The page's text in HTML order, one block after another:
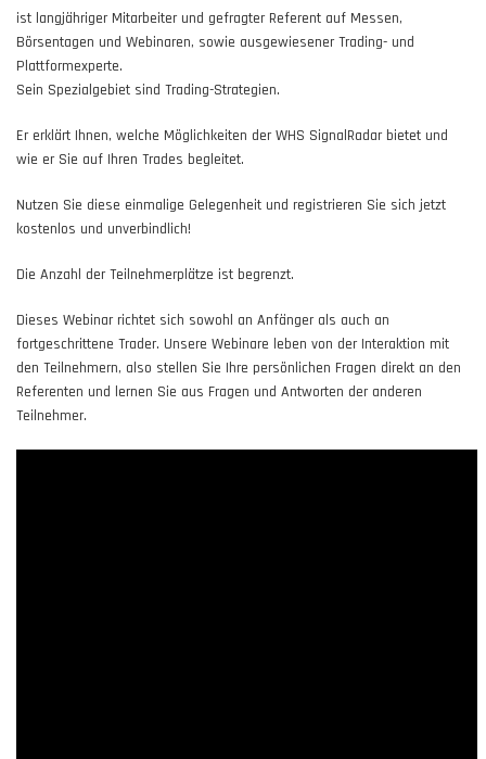
ist langjähriger Mitarbeiter und gefragter Referent auf Messen,
Börsentagen und Webinaren, sowie ausgewiesener Trading- und
Plattformexperte.
Sein Spezialgebiet sind Trading-Strategien.
Er erklärt Ihnen, welche Möglichkeiten der WHS SignalRadar bietet und
wie er Sie auf Ihren Trades begleitet.
Nutzen Sie diese einmalige Gelegenheit und registrieren Sie sich jetzt
kostenlos und unverbindlich!
Die Anzahl der Teilnehmerplätze ist begrenzt.
Dieses Webinar richtet sich sowohl an Anfänger als auch an
fortgeschrittene Trader. Unsere Webinare leben von der Interaktion mit
den Teilnehmern, also stellen Sie Ihre persönlichen Fragen direkt an den
Referenten und lernen Sie aus Fragen und Antworten der anderen
Teilnehmer.